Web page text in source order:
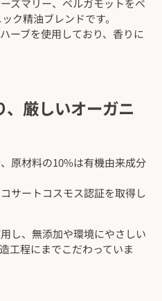
ズマリー、ベルガモットをベ
ク精油ブレンドです。
ーブを使用しており、香りに
厳しいオーガニ
原材料の10%は有機由来成分
サートコスモス認証を取得し
し、無添加や環境にやさしい
工程にまでこだわっていま